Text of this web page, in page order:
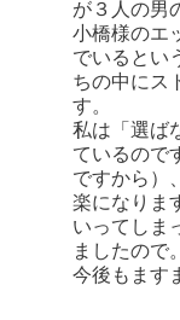
が３人の男
小橋様のエ
でいるとい
ちの中にス
す。
私は「選ば
ているので
ですから）
楽になりま
いってしま
ましたので
今後もます